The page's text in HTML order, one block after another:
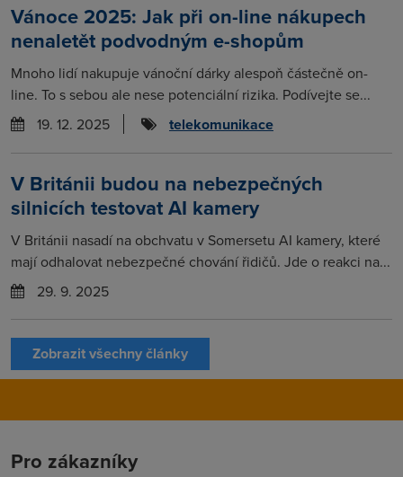
Vánoce 2025: Jak při on-line nákupech
nenaletět podvodným e-shopům
Mnoho lidí nakupuje vánoční dárky alespoň částečně on-
line. To s sebou ale nese potenciální rizika. Podívejte se...
19. 12. 2025
telekomunikace
V Británii budou na nebezpečných
silnicích testovat AI kamery
V Británii nasadí na obchvatu v Somersetu AI kamery, které
mají odhalovat nebezpečné chování řidičů. Jde o reakci na...
29. 9. 2025
Zobrazit všechny články
Pro zákazníky